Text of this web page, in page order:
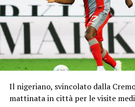
Il nigeriano, svincolato dalla
mattinata in città per le visite